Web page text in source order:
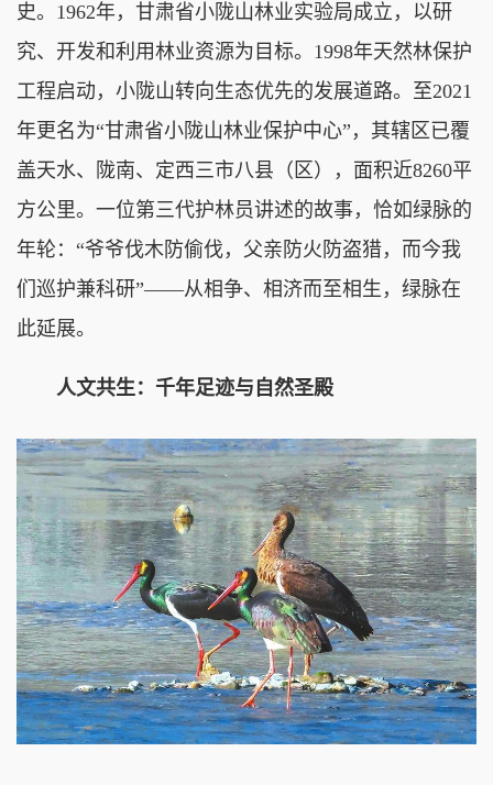
史。1962年，甘肃省小陇山林业实验局成立，以研
究、开发和利用林业资源为目标。1998年天然林保护
工程启动，小陇山转向生态优先的发展道路。至2021
年更名为“甘肃省小陇山林业保护中心”，其辖区已覆
盖天水、陇南、定西三市八县（区），面积近8260平
方公里。一位第三代护林员讲述的故事，恰如绿脉的
年轮：“爷爷伐木防偷伐，父亲防火防盗猎，而今我
们巡护兼科研”——从相争、相济而至相生，绿脉在
此延展。
人文共生：千年足迹与自然圣殿